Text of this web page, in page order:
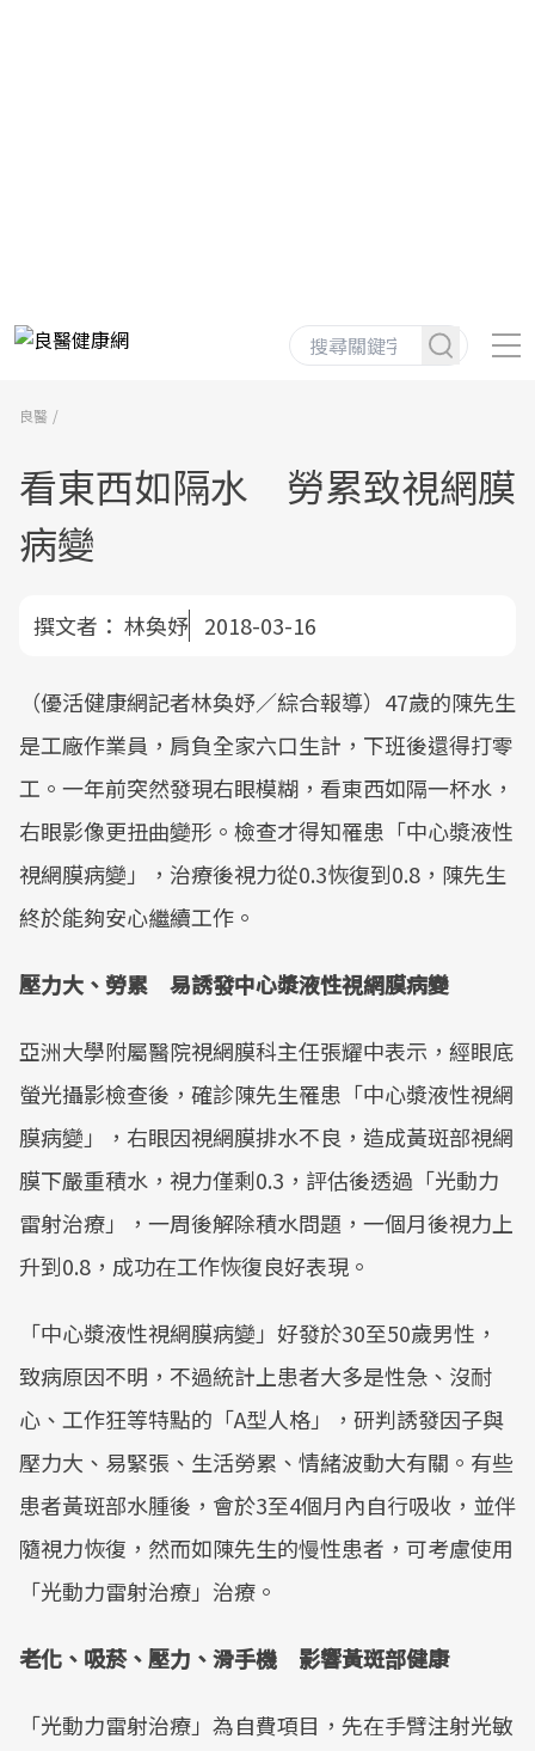
良醫
看東西如隔水 勞累致視網膜
病變
撰文者： 林奐妤 2018-03-16
（優活健康網記者林奐妤／綜合報導）47歲的陳先生
是工廠作業員，肩負全家六口生計，下班後還得打零
工。一年前突然發現右眼模糊，看東西如隔一杯水，
右眼影像更扭曲變形。檢查才得知罹患「中心漿液性
視網膜病變」，治療後視力從0.3恢復到0.8，陳先生
終於能夠安心繼續工作。
壓力大、勞累 易誘發中心漿液性視網膜病變
亞洲大學附屬醫院視網膜科主任張耀中表示，經眼底
螢光攝影檢查後，確診陳先生罹患「中心漿液性視網
膜病變」，右眼因視網膜排水不良，造成黃斑部視網
膜下嚴重積水，視力僅剩0.3，評估後透過「光動力
雷射治療」，一周後解除積水問題，一個月後視力上
升到0.8，成功在工作恢復良好表現。
「中心漿液性視網膜病變」好發於30至50歲男性，
致病原因不明，不過統計上患者大多是性急、沒耐
心、工作狂等特點的「A型人格」，研判誘發因子與
壓力大、易緊張、生活勞累、情緒波動大有關。有些
患者黃斑部水腫後，會於3至4個月內自行吸收，並伴
隨視力恢復，然而如陳先生的慢性患者，可考慮使用
「光動力雷射治療」治療。
老化、吸菸、壓力、滑手機 影響黃斑部健康
「光動力雷射治療」為自費項目，先在手臂注射光敏